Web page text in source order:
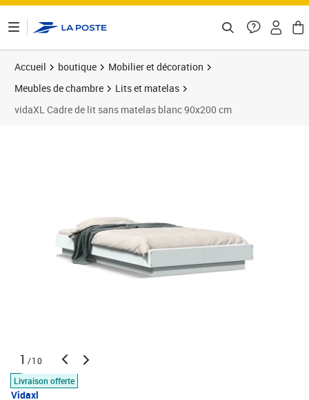
Accueil boutique
Mobilier et décoration
Meubles de chambre
Lits et matelas
vidaXL Cadre de lit sans matelas blanc 90x200 cm
1 /10
Livraison offerte
Vidaxl